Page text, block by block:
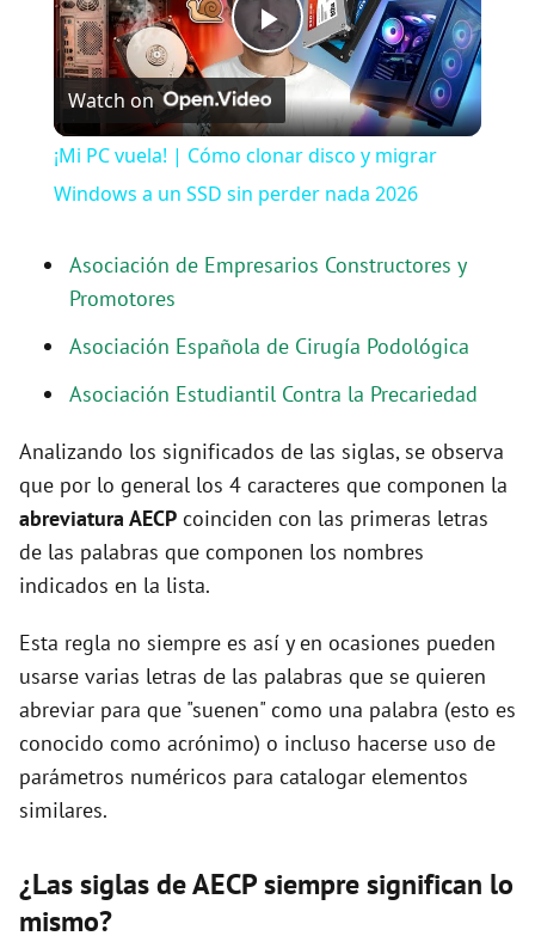
P
l
a
y
V
i
d
e
o
Watch on
¡Mi PC vuela! | Cómo clonar disco y migrar
Windows a un SSD sin perder nada 2026
Asociación de Empresarios Constructores y
Promotores
Asociación Española de Cirugía Podológica
Asociación Estudiantil Contra la Precariedad
Analizando los significados de las siglas, se observa
que por lo general los 4 caracteres que componen la
abreviatura AECP coinciden con las primeras letras
de las palabras que componen los nombres
indicados en la lista.
Esta regla no siempre es así y en ocasiones pueden
usarse varias letras de las palabras que se quieren
abreviar para que "suenen" como una palabra (esto es
conocido como acrónimo) o incluso hacerse uso de
parámetros numéricos para catalogar elementos
similares.
¿Las siglas de AECP siempre significan lo
mismo?